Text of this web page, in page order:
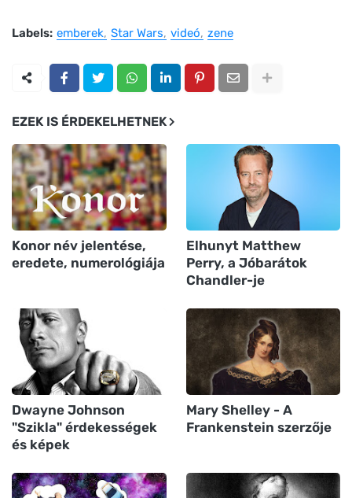
Labels: emberek Star Wars videó zene
EZEK IS ÉRDEKELHETNEK
Konor név jelentése,
eredete, numerológiája
Elhunyt Matthew
Perry, a Jóbarátok
Chandler-je
Dwayne Johnson
"Szikla" érdekességek
és képek
Mary Shelley - A
Frankenstein szerzője